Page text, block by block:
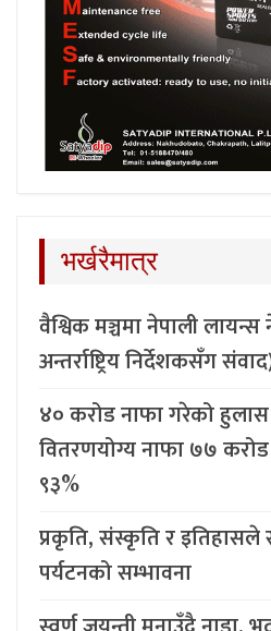
भर्खरैमात्र
वैश्विक मञ्चमा नेपाली
अन्तर्राष्ट्रिय निर्देशकसँग
४० करोड नाफा गरेको
वितरणयोग्य नाफा ७७
९३%
प्रकृति, संस्कृति र इतिहासले
पर्यटनको सम्भावना